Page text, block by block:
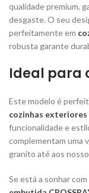
qualidade premium,
desgaste. O seu
perfeitamente em
robusta garante
Ideal para
Este modelo é
cozinhas
funcionalidade e
complementam uma
granito até aos
Se está a sonhar com